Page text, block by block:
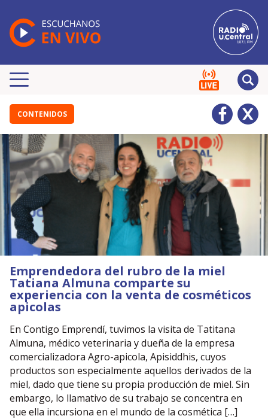
CONTENIDOS
Emprendedora del rubro de la miel
Tatiana Almuna comparte su
experiencia con la venta de cosméticos
apicolas
En Contigo Emprendí, tuvimos la visita de Tatitana
Almuna, médico veterinaria y dueña de la empresa
comercializadora Agro-apicola, Apisiddhis, cuyos
productos son especialmente aquellos derivados de la
miel, dado que tiene su propia producción de miel. Sin
embargo, lo llamativo de su trabajo se concentra en
que ella incursiona en el mundo de la cosmética […]